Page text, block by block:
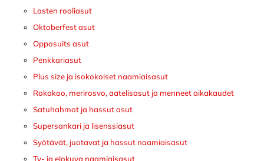
Lasten rooliasut
Oktoberfest asut
Opposuits asut
Penkkariasut
Plus size ja isokokoiset naamiaisasut
Rokokoo, merirosvo, aatelisasut ja menneet aikakaudet
Satuhahmot ja hassut asut
Supersankari ja lisenssiasut
Syötävät, juotavat ja hassut naamiaisasut
Tv- ja elokuva naamiaisasut